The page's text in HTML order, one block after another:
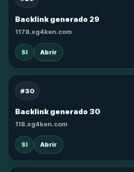
Backlink generado 29
1178.xg4ken.com
SI Abrir
#30
Backlink generado 30
118.xg4ken.com
SI Abrir